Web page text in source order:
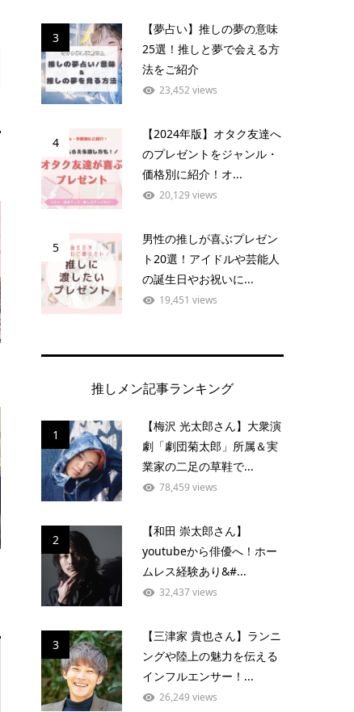
3
【夢占い】推しの夢の意味
25選！推しと夢で会える方
法をご紹介
23,452 views
4
【2024年版】オタク友達へ
のプレゼントをジャンル・
価格別に紹介！オ...
20,129 views
5
男性の推しが喜ぶプレゼン
ト20選！アイドルや芸能人
の誕生日やお祝いに...
19,451 views
推しメン記事ランキング
1
【梅沢 光太郎さん】大衆演
劇「劇団菊太郎」所属＆実
業家の二足の草鞋で...
78,459 views
2
【和田 崇太郎さん】
youtubeから俳優へ！ホー
ムレス経験あり&#...
32,437 views
3
【三津家 貴也さん】ランニ
ングや陸上の魅力を伝える
インフルエンサー！...
26,249 views